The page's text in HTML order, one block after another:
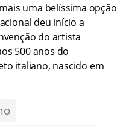
uma belíssima opção
deu início a
do artista
500 anos do
italiano, nascido em